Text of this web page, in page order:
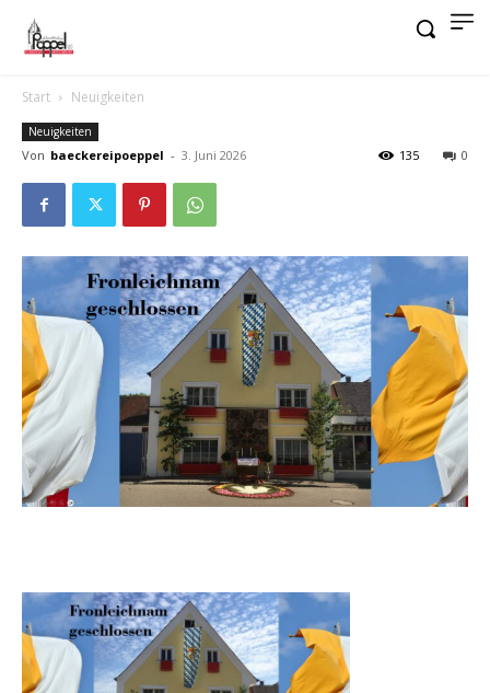
Start Neuigkeiten
Neuigkeiten
Von baeckereipoeppel - 3. Juni 2026 0
135